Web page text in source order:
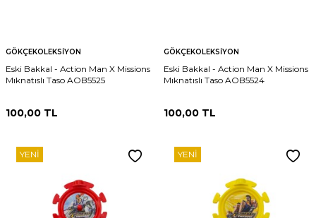
GÖKÇEKOLEKSIYON
Eski Bakkal - Action Man X Missions
Mıknatıslı Taso AOB5525
100,00 TL
GÖKÇEKOLEKSIYON
Eski Bakkal - Action Man X Missions
Mıknatıslı Taso AOB5524
100,00 TL
YENI YENI